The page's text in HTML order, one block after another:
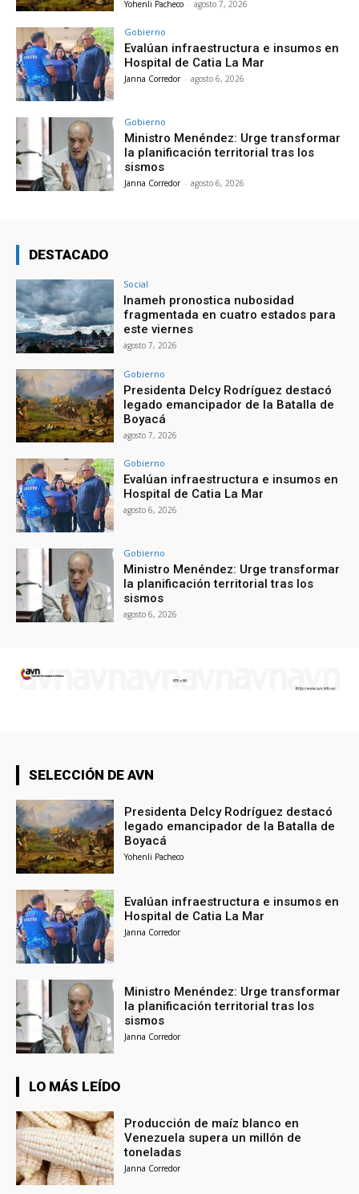
Yohenli Pacheco - agosto 7, 2026
Gobierno
Evalúan infraestructura e insumos en
Hospital de Catia La Mar
Janna Corredor - agosto 6, 2026
Gobierno
Ministro Menéndez: Urge transformar
la planificación territorial tras los
sismos
Janna Corredor - agosto 6, 2026
DESTACADO
Social
Inameh pronostica nubosidad
fragmentada en cuatro estados para
este viernes
agosto 7, 2026
Gobierno
Presidenta Delcy Rodríguez destacó
legado emancipador de la Batalla de
Boyacá
agosto 7, 2026
Gobierno
Evalúan infraestructura e insumos en
Hospital de Catia La Mar
agosto 6, 2026
Gobierno
Ministro Menéndez: Urge transformar
la planificación territorial tras los
sismos
agosto 6, 2026
SELECCIÓN DE AVN
Presidenta Delcy Rodríguez destacó
legado emancipador de la Batalla de
Boyacá
Yohenli Pacheco
Evalúan infraestructura e insumos en
Hospital de Catia La Mar
Janna Corredor
Ministro Menéndez: Urge transformar
la planificación territorial tras los
sismos
Janna Corredor
LO MÁS LEÍDO
Producción de maíz blanco en
Venezuela supera un millón de
toneladas
Janna Corredor